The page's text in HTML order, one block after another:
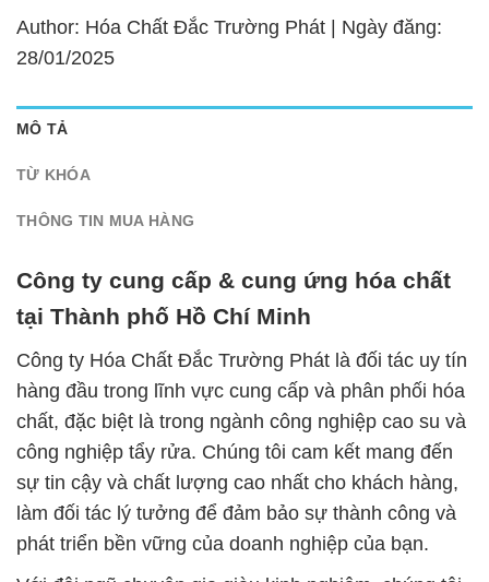
Author: Hóa Chất Đắc Trường Phát | Ngày đăng:
28/01/2025
MÔ TẢ
TỪ KHÓA
THÔNG TIN MUA HÀNG
Công ty cung cấp & cung ứng hóa chất
tại Thành phố Hồ Chí Minh
Công ty Hóa Chất Đắc Trường Phát là đối tác uy tín
hàng đầu trong lĩnh vực cung cấp và phân phối hóa
chất, đặc biệt là trong ngành công nghiệp cao su và
công nghiệp tẩy rửa. Chúng tôi cam kết mang đến
sự tin cậy và chất lượng cao nhất cho khách hàng,
làm đối tác lý tưởng để đảm bảo sự thành công và
phát triển bền vững của doanh nghiệp của bạn.